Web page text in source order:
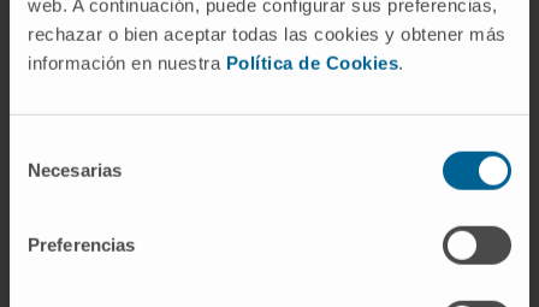
web. A continuación, puede configurar sus preferencias,
rechazar o bien aceptar todas las cookies y obtener más
información en nuestra Política de Cookies.
Necesarias
Preferencias